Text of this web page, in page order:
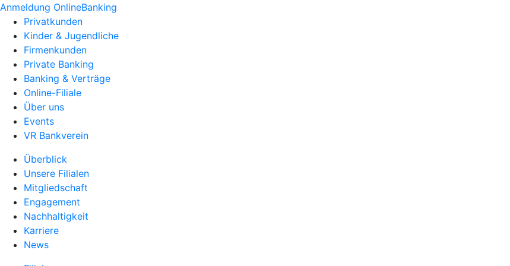
Anmeldung OnlineBanking
Privatkunden
Kinder & Jugendliche
Firmenkunden
Private Banking
Banking & Verträge
Online-Filiale
Über uns
Events
VR Bankverein
Überblick
Unsere Filialen
Mitgliedschaft
Engagement
Nachhaltigkeit
Karriere
News